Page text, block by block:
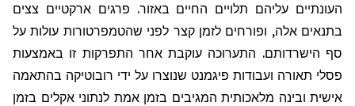
העונתיים עליהם תלויים החיים באזור. פרגים ארקטיים צצים
בתנאים אלה, ופורחים לזמן קצר לפני שהטמפרטורות עולות על
סף הישרדותם. התערוכה עוקבת אחר התפרקות זו באמצעות
פסלי תאורה ועבודות פיגמנט שנוצרו על ידי רובוטיקה בהתאמה
אישית ובינה מלאכותית המגיבים בזמן אמת לנתוני אקלים בזמן